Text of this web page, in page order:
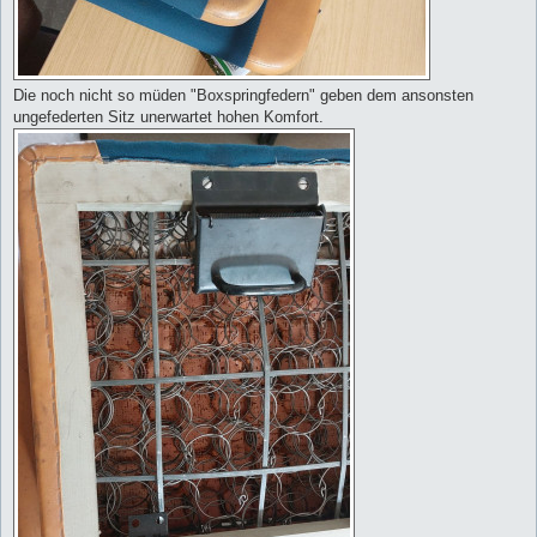
Die noch nicht so müden "Boxspringfedern" geben dem ansonsten
ungefederten Sitz unerwartet hohen Komfort.